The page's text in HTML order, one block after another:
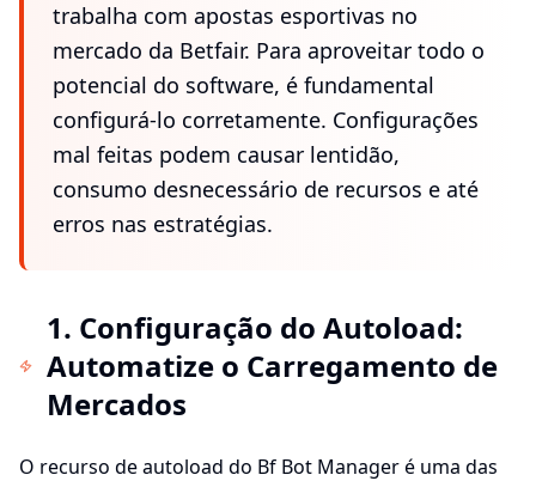
trabalha com apostas esportivas no
mercado da Betfair. Para aproveitar todo o
potencial do software, é fundamental
configurá-lo corretamente. Configurações
mal feitas podem causar lentidão,
consumo desnecessário de recursos e até
erros nas estratégias.
1. Configuração do Autoload:
Automatize o Carregamento de
Mercados
O recurso de autoload do Bf Bot Manager é uma das